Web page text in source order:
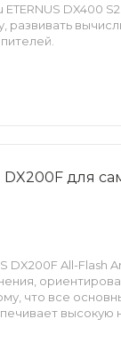
DX400
развивать
для
DX200F All-Flash
что все
высокую